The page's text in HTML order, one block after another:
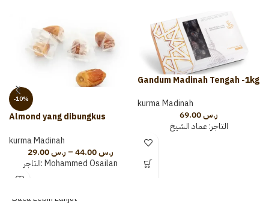
-10%
Almond yang dibungkus
kurma Madinah
ر.س29.00 – ر.س44.00
التاجر:Mohammed Osailan
Gandum Madinah Tengah -1kg
kurma Madinah
ر.س
التاجر:عماد الشيخ
Baca Lebih Lanjut